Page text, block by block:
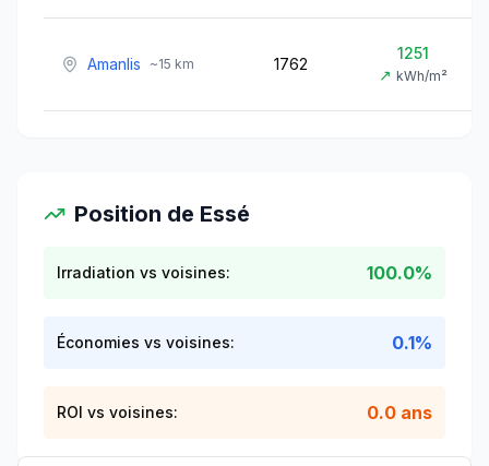
Amanlis ~15 km 1762
1251
↗ kWh/m²
Position de Essé
Irradiation vs voisines: 100.0%
Économies vs voisines: 0.1%
ROI vs voisines: 0.0 ans